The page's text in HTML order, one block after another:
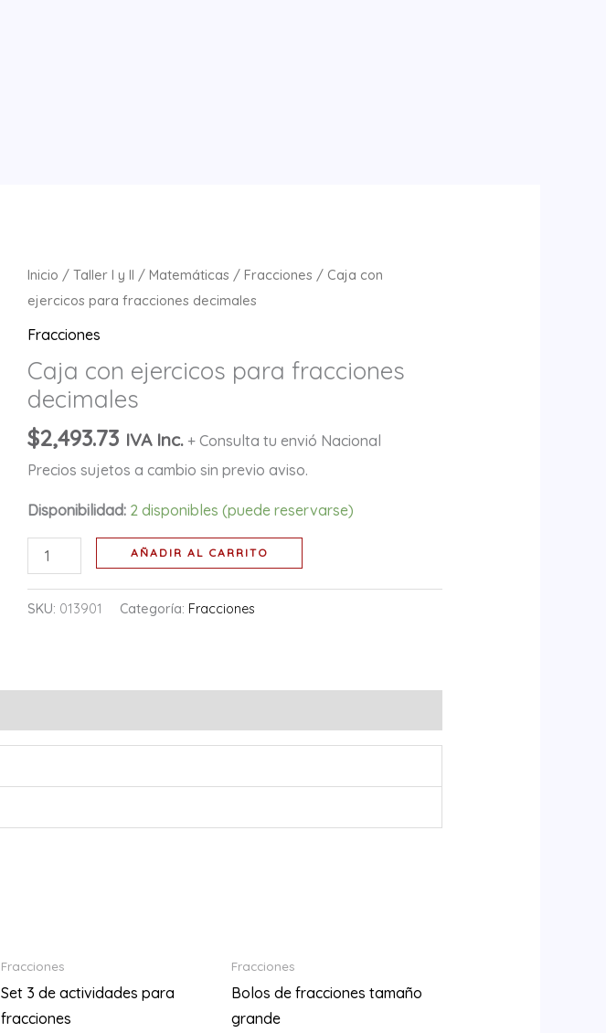
Inicio /Taller I y II /Matemáticas /Fracciones / Caja con
ejercicos para fracciones decimales
Fracciones
Caja con ejercicos para fracciones
decimales
$2,493.73 IVA Inc. + Consulta tu envió Nacional
Precios sujetos a cambio sin previo aviso.
Disponibilidad: 2 disponibles (puede reservarse)
Caja
con
ejercicos
fracciones
decimales
cantidad
AÑADIR AL CARRITO
SKU: 013901 Categoría: Fracciones
Fracciones
Set 3 de actividades para
fracciones
Fracciones
Bolos de fracciones tamaño
grande